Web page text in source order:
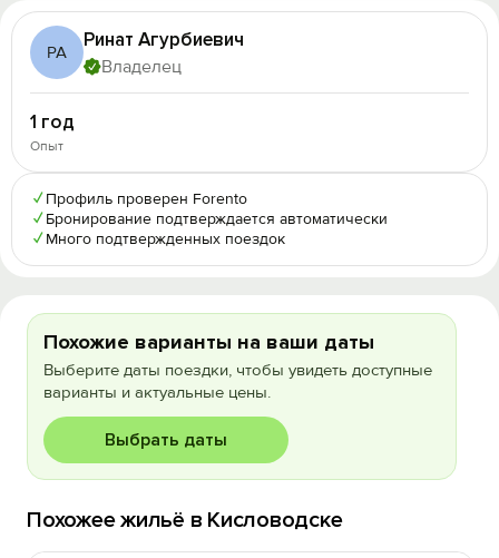
РА
Ринат Агурбиевич
Владелец
1 год
Опыт
✓ Профиль проверен Forento
✓ Бронирование подтверждается автоматически
✓ Много подтвержденных поездок
Похожие варианты на ваши даты
Выберите даты поездки, чтобы увидеть доступные
варианты и актуальные цены.
Выбрать даты
Похожее жильё в Кисловодске